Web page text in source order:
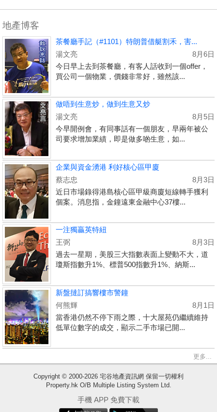
地產博客
茶餐廳手記（#1101）特朗普借艇割禾，害...
湯文亮
8月6日
今日早上去到茶餐廳，有客人話收到一個offer，
買公司一個物業，價錢非常好，雖然該...
做唔到生意炒，做到生意又炒
湯文亮
8月5日
今早開例會，有同事話有一個朋友，早兩年被公
司要求增加業績，即是做多啲生意，如...
企業與資金湧港 利好核心區甲廈
蔡志忠
8月3日
近日市場錄得港島核心區甲級商廈短線轉手獲利
個案。消息指，金鐘遠東金融中心37樓...
一注獨贏英特紐
王弼
8月3日
過去一星期，美股三大指數表面上變動不大，道
瓊斯指數升1%、標普500指數升1%、納斯...
新盤撻訂搞響樓市警鐘
何熊輝
8月1日
當香港仍然不停下雨之際，十大屋苑仍繼續維持
低單位數字的成交，顯示二手市場已開...
更多...
Copyright © 2000-2026 宅谷地產資訊網 保留一切權利
Property.hk O/B Multiple Listing System Ltd.
手機 APP 免費下載